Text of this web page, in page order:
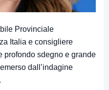
Provinciale
Italia e consigliere
profondo sdegno e grande
dall’indagine